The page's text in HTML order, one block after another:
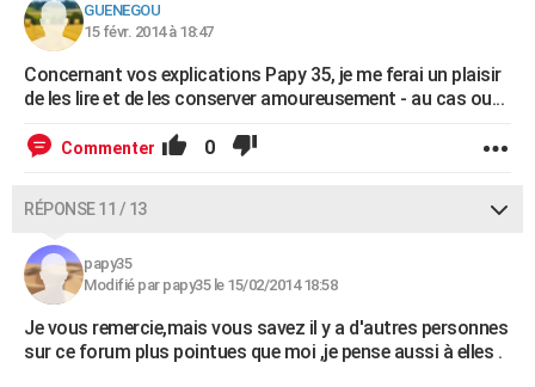
GUENEGOU
15 févr. 2014 à 18:47
Concernant vos explications Papy 35, je me ferai un plaisir
de les lire et de les conserver amoureusement - au cas ou...
Commenter 0
RÉPONSE 11 / 13
papy35
Modifié par papy35 le 15/02/2014 18:58
Je vous remercie,mais vous savez il y a d'autres personnes
sur ce forum plus pointues que moi ,je pense aussi à elles .